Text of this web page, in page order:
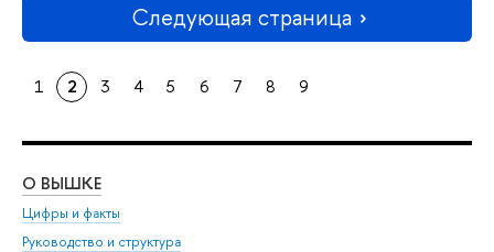
Следующая страница
1 2 3 4 5 6 7 8 9
О ВЫШКЕ
Цифры и факты
Руководство и структура